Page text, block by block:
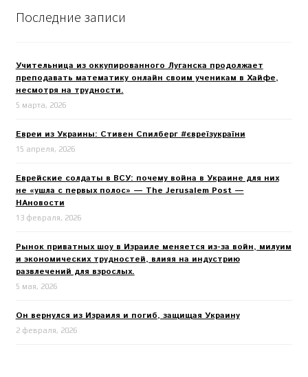
Последние записи
Учительница из оккупированного Луганска продолжает
преподавать математику онлайн своим ученикам в Хайфе,
несмотря на трудности.
5 марта, 2026
Евреи из Украины: Стивен Спилберг #євреїзукраїни
15 апреля, 2026
Еврейские солдаты в ВСУ: почему война в Украине для них
не «ушла с первых полос» — The Jerusalem Post —
НАновости
13 февраля, 2026
Рынок приватных шоу в Израиле меняется из-за войн, милуим
и экономических трудностей, влияя на индустрию
развлечений для взрослых.
5 мая, 2026
Он вернулся из Израиля и погиб, защищая Украину
2 февраля, 2026